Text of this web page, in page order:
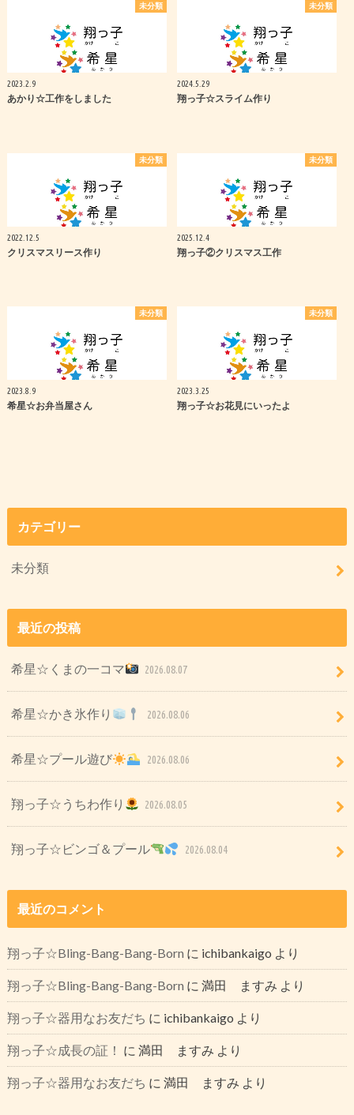
未分類
2023.2.9
あかり☆工作をしました
未分類
2024.5.29
翔っ子☆スライム作り
未分類
2022.12.5
クリスマスリース作り
未分類
2025.12.4
翔っ子②クリスマス工作
未分類
2023.8.9
希星☆お弁当屋さん
未分類
2023.3.25
翔っ子☆お花見にいったよ
カテゴリー
未分類
最近の投稿
希星☆くまの一コマ 2026.08.07
希星☆かき氷作り 2026.08.06
希星☆プール遊び 2026.08.06
翔っ子☆うちわ作り 2026.08.05
翔っ子☆ビンゴ＆プール 2026.08.04
最近のコメント
翔っ子☆Bling-Bang-Bang-Born に ichibankaigo より
翔っ子☆Bling-Bang-Bang-Born に 満田 ますみ より
翔っ子☆器用なお友だち に ichibankaigo より
翔っ子☆成長の証！ に 満田 ますみ より
翔っ子☆器用なお友だち に 満田 ますみ より